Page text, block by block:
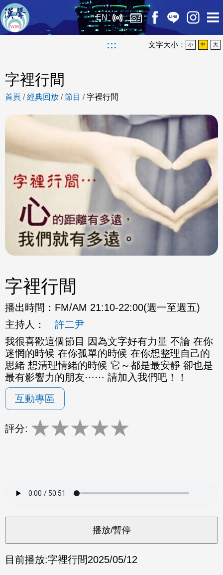
EN
::: 文字大小： 小 中 大
字裡行間
首頁 /經典回放 /節目 /字裡行間
字裡行間
播出時間： FM/AM 21:10-22:00(週一至週五)
主持人：
許二尹
我很喜歡這個節目 因為文字好有力量 不論 在你
迷惘的時候 在你孤單的時候 在你想整理自己的
思緒 想清理情緒的時候 它～都是最安靜 卻也是
最有影響力的朋友⋯⋯ 請加入我們吧！！
互動專區
評分: ★★★★★
目前播放:字裡行間2025/05/12